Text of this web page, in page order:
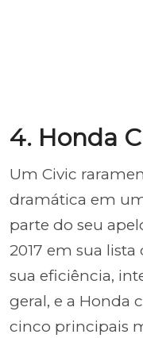
4. Honda
Um Civic
dramática em
parte do seu
2017 em sua
sua eficiência,
geral, e a Honda
cinco principais